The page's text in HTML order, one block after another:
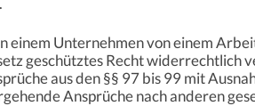
einem Unternehmen von einem
geschütztes Recht widerrechtlich
aus den §§ 97 bis 99 mit
Ansprüche nach anderen